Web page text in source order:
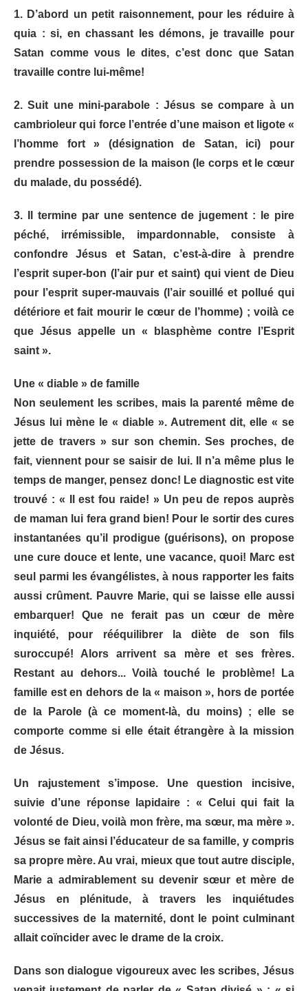
1. D’abord un petit raisonnement, pour les réduire à
quia : si, en chassant les démons, je travaille pour
Satan comme vous le dites, c’est donc que Satan
travaille contre lui-même!
2. Suit une mini-parabole : Jésus se compare à un
cambrioleur qui force l’entrée d’une maison et ligote «
l’homme fort » (désignation de Satan, ici) pour
prendre possession de la maison (le corps et le cœur
du malade, du possédé).
3. Il termine par une sentence de jugement : le pire
péché, irrémissible, impardonnable, consiste à
confondre Jésus et Satan, c’est-à-dire à prendre
l’esprit super-bon (l’air pur et saint) qui vient de Dieu
pour l’esprit super-mauvais (l’air souillé et pollué qui
détériore et fait mourir le cœur de l’homme) ; voilà ce
que Jésus appelle un « blasphème contre l’Esprit
saint ».
Une « diable » de famille
Non seulement les scribes, mais la parenté même de
Jésus lui mène le « diable ». Autrement dit, elle « se
jette de travers » sur son chemin. Ses proches, de
fait, viennent pour se saisir de lui. Il n’a même plus le
temps de manger, pensez donc! Le diagnostic est vite
trouvé : « Il est fou raide! » Un peu de repos auprès
de maman lui fera grand bien! Pour le sortir des cures
instantanées qu’il prodigue (guérisons), on propose
une cure douce et lente, une vacance, quoi! Marc est
seul parmi les évangélistes, à nous rapporter les faits
aussi crûment. Pauvre Marie, qui se laisse elle aussi
embarquer! Que ne ferait pas un cœur de mère
inquiété, pour rééquilibrer la diète de son fils
suroccupé! Alors arrivent sa mère et ses frères.
Restant au dehors... Voilà touché le problème! La
famille est en dehors de la « maison », hors de portée
de la Parole (à ce moment-là, du moins) ; elle se
comporte comme si elle était étrangère à la mission
de Jésus.
Un rajustement s’impose. Une question incisive,
suivie d’une réponse lapidaire : « Celui qui fait la
volonté de Dieu, voilà mon frère, ma sœur, ma mère ».
Jésus se fait ainsi l’éducateur de sa famille, y compris
sa propre mère. Au vrai, mieux que tout autre disciple,
Marie a admirablement su devenir sœur et mère de
Jésus en plénitude, à travers les inquiétudes
successives de la maternité, dont le point culminant
allait coïncider avec le drame de la croix.
Dans son dialogue vigoureux avec les scribes, Jésus